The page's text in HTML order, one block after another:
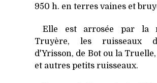
950 h. en terres vaines et
Elle est arrosée par la
Truyère, les ruisseaux
d'Yrisson, de Bot ou la
et autres petits ruisseaux.